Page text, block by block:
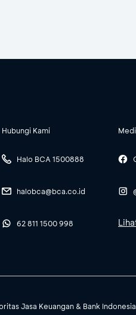
Hubungi Kami
Halo BCA 1500888
halobca@bca.co.id
62 811 1500 998
Jasa Keuangan & Bank Indonesia